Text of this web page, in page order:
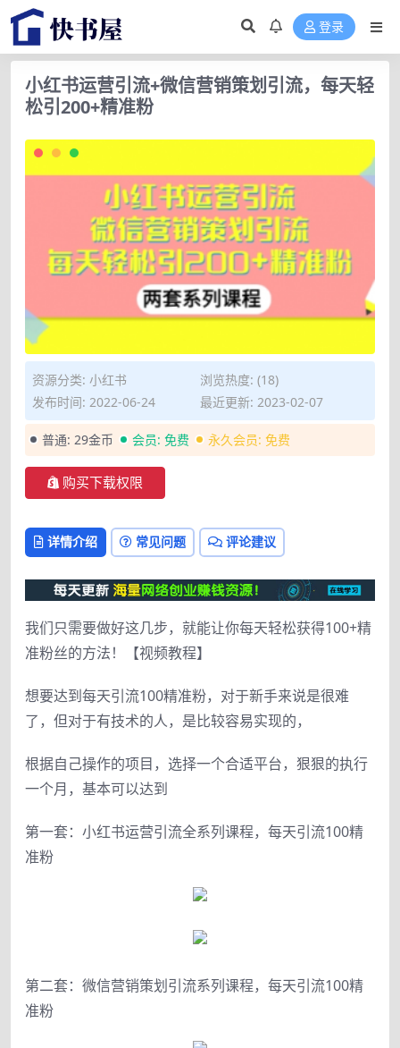
登录
小红书运营引流+微信营销策划引流，每天轻
松引200+精准粉
资源分类: 小红书
浏览热度: (18)
发布时间: 2022-06-24
最近更新: 2023-02-07
普通: 29金币 会员: 免费 永久会员: 免费
购买下载权限
详情介绍 常见问题 评论建议
我们只需要做好这几步，就能让你每天轻松获得100+精
准粉丝的方法！【视频教程】
想要达到每天引流100精准粉，对于新手来说是很难
了，但对于有技术的人，是比较容易实现的，
根据自己操作的项目，选择一个合适平台，狠狠的执行
一个月，基本可以达到
第一套：小红书运营引流全系列课程，每天引流100精
准粉
第二套：微信营销策划引流系列课程，每天引流100精
准粉